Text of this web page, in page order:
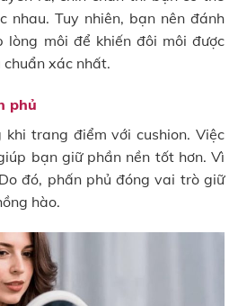
nhau. Tuy nhiên, bạn nên đánh
lòng môi để khiến đôi môi được
xác nhất.
phủ
trang điểm với cushion. Việc
bạn giữ phần nền tốt hơn. Vì
đó, phấn phủ đóng vai trò giữ
hào.